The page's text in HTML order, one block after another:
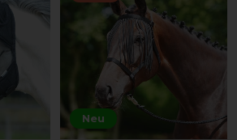
Neu